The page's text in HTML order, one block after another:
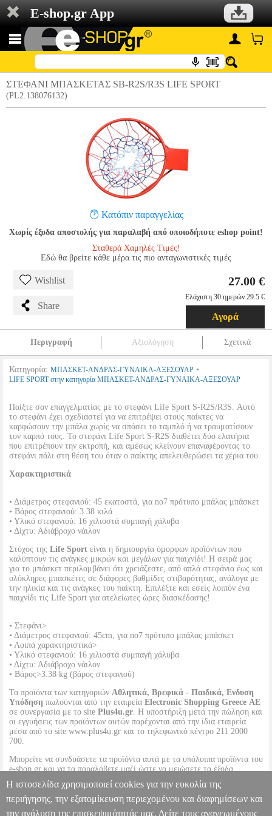
E-shop.gr App
ΣΤΕΦΑΝΙ ΜΠΑΣΚΕΤΑΣ SB-R2S/R3S LIFE SPORT
(PL2.138076132)
Κατόπιν παραγγελίας
Χωρίς έξοδα αποστολής για παραλαβή από οποιοδήποτε eshop point!
Σταθερά Χαμηλές Τιμές!
Εδώ θα βρείτε κάθε μέρα τις πιο ανταγωνιστικές τιμές
Wishlist
Share
27.00 €
Ελάχιστη 30 ημερών 29.5 €
Αγορά
Περιγραφή Αξιολόγηση Σχετικά
Κατηγορία: ΜΠΑΣΚΕΤ-ΑΝΔΡΑΣ-ΓΥΝΑΙΚΑ-ΑΞΕΣΟΥΑΡ •
LIFE SPORT στην κατηγορία ΜΠΑΣΚΕΤ-ΑΝΔΡΑΣ-ΓΥΝΑΙΚΑ-ΑΞΕΣΟΥΑΡ
Παίξτε σαν επαγγελματίας με το στεφάνι Life Sport S-R2S/R3S. Αυτό
το στεφάνι έχει σχεδιαστεί για να επιτρέψει στους παίκτες να
καρφώσουν την μπάλα χωρίς να σπάσει το ταμπλό ή να τραυματίσουν
τον καρπό τους. Το στεφάνι Life Sport S-R2S διαθέτει δύο ελατήρια
που επιτρέπουν την εκτροπή, και αμέσως κλείνουν επαναφέροντας το
στεφάνι πάλι στη θέση του όταν ο παίκτης απελευθερώσει τα χέρια του.
Χαρακτηριστικά
• Διάμετρος στεφανιού: 45 εκατοστά, για no7 πρότυπο μπάλας μπάσκετ
• Βάρος στεφανιού: 3.38 κιλά
• Υλικό στεφανιού: 16 χιλιοστά συμπαγή χάλυβα
• Δίχτυ: Αδιάβροχο νάιλον
Στόχος της Life Sport είναι η δημιουργία όμορφων προϊόντων που
καλύπτουν τις ανάγκες μικρών και μεγάλων για παιχνίδι! Η σειρά μας
για το μπάσκετ περιλαμβάνει ότι χρειάζεστε, από απλά στεφάνια έως και
ολόκληρες μπασκέτες σε διάφορες βαθμίδες στιβαρότητας, ανάλογα με
την ηλικία και τις ανάγκες του παίκτη. Επιλέξτε και εσείς λοιπόν ένα
παιχνίδι τις Life Sport για ατελείωτες ώρες διασκέδασης!
• Στεφάνι>
• Διάμετρος στεφανιού: 45cm, για no7 πρότυπο μπάλας μπάσκετ
• Λοιπά χαρακτηριστικά>
• Υλικό στεφανιού: 16 χιλιοστά συμπαγή χάλυβα
• Δίχτυ: Αδιάβροχο νάιλον
• Βάρος>3.38 kg (βάρος στεφανιού)
Τα προϊόντα των κατηγοριών Αθλητικά, Βρεφικά - Παιδικά, Ενδυση
Υπόδηση πωλούνται από την εταιρεία Electronic Shopping Greece ΑΕ
σε συνεργασία με το site Plus4u.gr. Η υποστήριξη μετά την πώληση και
οι εγγυήσεις των προϊόντων αυτών παρέχονται από την ίδια εταιρεία
μέσα από το site www.plus4u.gr και το τηλεφωνικό κέντρο 211 2000
700.
Μπορείτε να συνδυάσετε τα προϊόντα αυτά με τα υπόλοιπα προϊόντα του
e-shop.gr και να τα παραλάβετε μαζί ώστε να μειώσετε τα έξοδα
αποστολής. Μπορείτε επίσης να παραλάβετε από οποιοδήποτε eshop
point με μηδενικά έξοδα αποστολής ανεξαρτήτως ύψους παραγγελίας!
Η ιστοσελίδα χρησιμοποιεί cookies για την ευκολία της
περιήγησης, την εξατομίκευση περιεχομένου και διαφημίσεων και
την ανάλυση της επισκεψιμότητάς μας. Δείτε τους ανανεωμένους